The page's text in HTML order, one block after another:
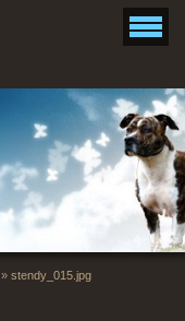
» stendy_015.jpg